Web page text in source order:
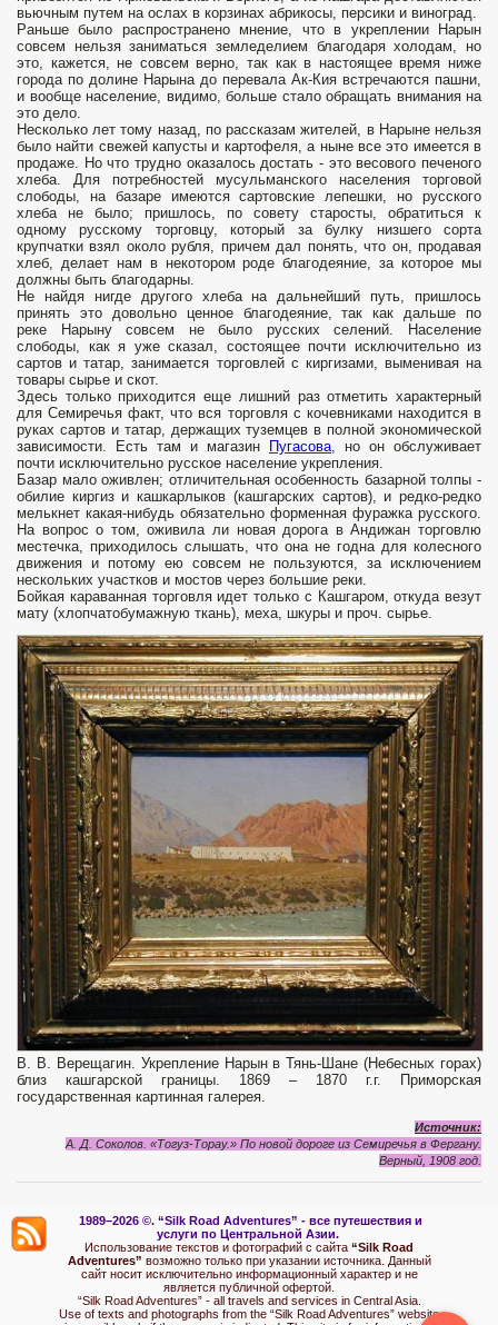
вьючным путем на ослах в корзинах абрикосы, персики и виноград.
Раньше было распространено мнение, что в укреплении Нарын
совсем нельзя заниматься земледелием благодаря холодам, но
это, кажется, не совсем верно, так как в настоящее время ниже
города по долине Нарына до перевала Ак-Кия встречаются пашни,
и вообще население, видимо, больше стало обращать внимания на
это дело.
Несколько лет тому назад, по рассказам жителей, в Нарыне нельзя
было найти свежей капусты и картофеля, а ныне все это имеется в
продаже. Но что трудно оказалось достать - это весового печеного
хлеба. Для потребностей мусульманского населения торговой
слободы, на базаре имеются сартовские лепешки, но русского
хлеба не было; пришлось, по совету старосты, обратиться к
одному русскому торговцу, который за булку низшего сорта
крупчатки взял около рубля, причем дал понять, что он, продавая
хлеб, делает нам в некотором роде благодеяние, за которое мы
должны быть благодарны.
Не найдя нигде другого хлеба на дальнейший путь, пришлось
принять это довольно ценное благодеяние, так как дальше по
реке Нарыну совсем не было русских селений. Население
слободы, как я уже сказал, состоящее почти исключительно из
сартов и татар, занимается торговлей с киргизами, выменивая на
товары сырье и скот.
Здесь только приходится еще лишний раз отметить характерный
для Семиречья факт, что вся торговля с кочевниками находится в
руках сартов и татар, держащих туземцев в полной экономической
зависимости. Есть там и магазин
Пугасова, но он обслуживает
почти исключительно русское население укрепления.
Базар мало оживлен; отличительная особенность базарной толпы -
обилие киргиз и кашкарлыков (кашгарских сартов), и редко-редко
мелькнет какая-нибудь обязательно форменная фуражка русского.
На вопрос о том, оживила ли новая дорога в Андижан торговлю
местечка, приходилось слышать, что она не годна для колесного
движения и потому ею совсем не пользуются, за исключением
нескольких участков и мостов через большие реки.
Бойкая караванная торговля идет только с Кашгаром, откуда везут
мату (хлопчатобумажную ткань), меха, шкуры и проч. сырье.
В. В. Верещагин. Укрепление Нарын в Тянь-Шане (Небесных горах)
близ кашгарской границы. 1869 – 1870 г.г. Приморская
государственная картинная галерея.
Источник:
А. Д. Соколов. «Тогуз-Торау.» По новой дороге из Семиречья в Фергану.
Верный, 1908 год.
1989–2026 ©. “Silk Road Adventures” - все путешествия и
услуги по Центральной Азии.
Использование текстов и фотографий с сайта “Silk Road
Adventures” возможно только при указании источника. Данный
сайт носит исключительно информационный характер и не
является публичной офертой.
“Silk Road Adventures” - all travels and services in Central Asia.
Use of texts and photographs from the “Silk Road Adventures” website